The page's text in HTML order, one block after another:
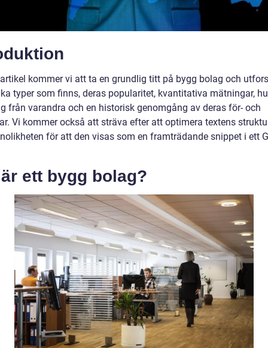
kommer vi att ta en grundlig titt på bygg bolag och
typer som finns, deras popularitet, kvantitativa mätningar,
från varandra och en historisk genomgång av deras för- och
Vi kommer också att sträva efter att optimera textens
för att den visas som en framträdande snippet i ett
ett bygg bolag?